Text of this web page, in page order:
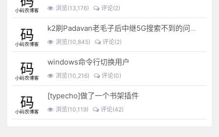
浏览(13,176) 评论(2)
k2刷Padavan老毛子后中继5G搜索不到的问题解决
浏览(10,845) 评论(2)
windows命令行切换用户
浏览(10,216) 评论(0)
[typecho]做了一个书架插件
浏览(10,119) 评论(42)